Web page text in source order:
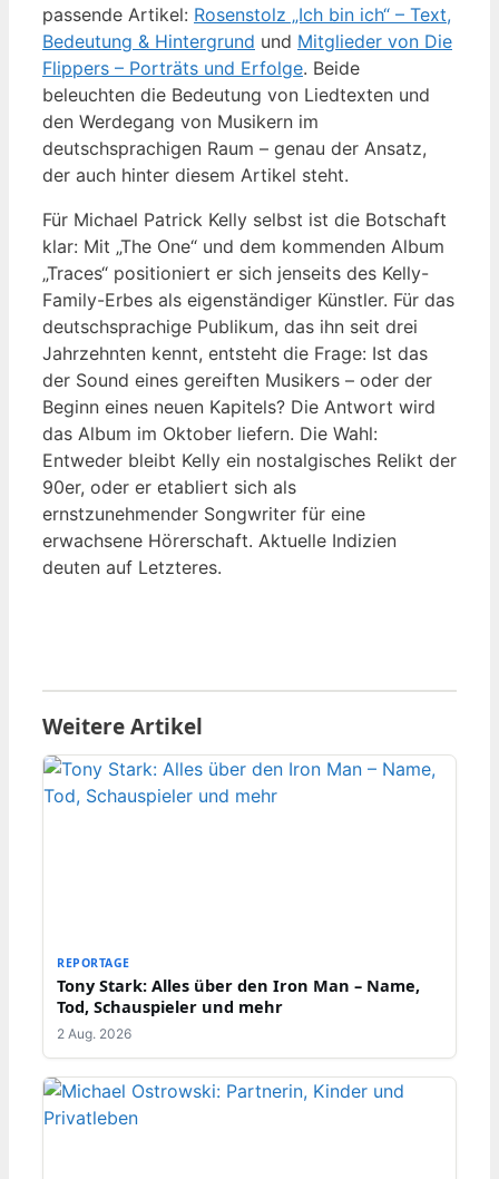
passende Artikel: Rosenstolz „Ich bin ich“ – Text,
Bedeutung & Hintergrund und Mitglieder von Die
Flippers – Porträts und Erfolge. Beide
beleuchten die Bedeutung von Liedtexten und
den Werdegang von Musikern im
deutschsprachigen Raum – genau der Ansatz,
der auch hinter diesem Artikel steht.
Für Michael Patrick Kelly selbst ist die Botschaft
klar: Mit „The One“ und dem kommenden Album
„Traces“ positioniert er sich jenseits des Kelly-
Family-Erbes als eigenständiger Künstler. Für das
deutschsprachige Publikum, das ihn seit drei
Jahrzehnten kennt, entsteht die Frage: Ist das
der Sound eines gereiften Musikers – oder der
Beginn eines neuen Kapitels? Die Antwort wird
das Album im Oktober liefern. Die Wahl:
Entweder bleibt Kelly ein nostalgisches Relikt der
90er, oder er etabliert sich als
ernstzunehmender Songwriter für eine
erwachsene Hörerschaft. Aktuelle Indizien
deuten auf Letzteres.
Weitere Artikel
REPORTAGE
Tony Stark: Alles über den Iron Man – Name,
Tod, Schauspieler und mehr
2 Aug. 2026